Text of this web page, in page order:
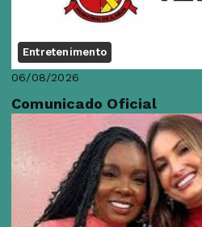
Entretenimento
06/08/2026
Comunicado Oficial